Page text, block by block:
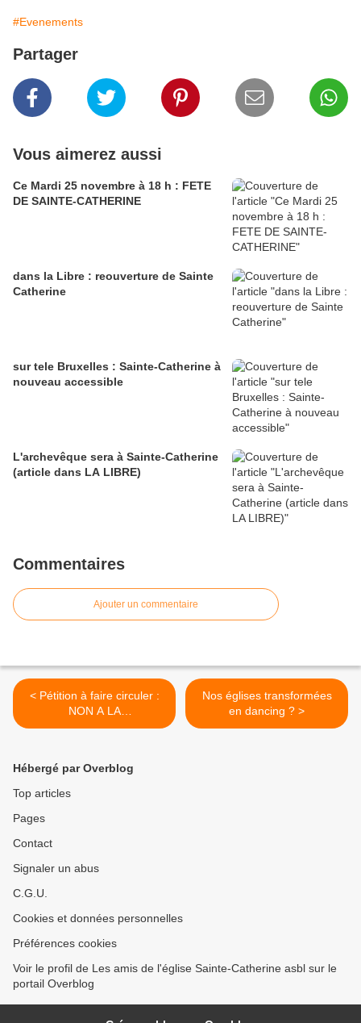
#Evenements
Partager
Vous aimerez aussi
Ce Mardi 25 novembre à 18 h : FETE
DE SAINTE-CATHERINE
dans la Libre : reouverture de Sainte
Catherine
sur tele Bruxelles : Sainte-Catherine à
nouveau accessible
L'archevêque sera à Sainte-Catherine
(article dans LA LIBRE)
Commentaires
Ajouter un commentaire
< Pétition à faire circuler :
NON A LA
DESACRALISATION DE
BRUXELLES
Nos églises transformées
en dancing ? >
Hébergé par Overblog
Top articles
Pages
Contact
Signaler un abus
C.G.U.
Cookies et données personnelles
Préférences cookies
Voir le profil de Les amis de l'église Sainte-Catherine asbl sur le
portail Overblog